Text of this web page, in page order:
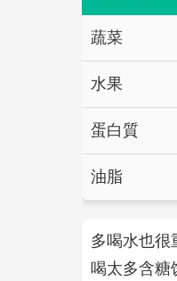
蔬菜
水果
蛋白質
油脂
多喝水也很
喝太多含糖